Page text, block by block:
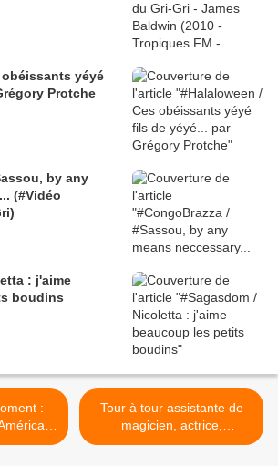
yéyé
Protche
by any
(#Vidéo
: j'aime
boudins
Nana
Tour à tour assistante de
magicien, actrice,
chanteuse de cabaret, le